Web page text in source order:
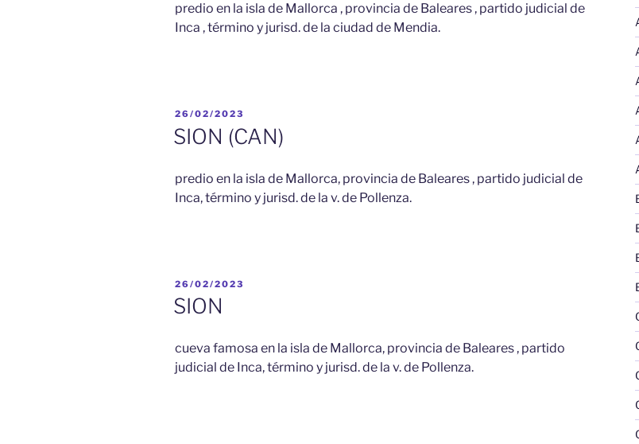
predio en la isla de Mallorca , provincia de Baleares , partido judicial de
Inca , término y jurisd. de la ciudad de Mendia.
PUBLICADO
EL
26/02/2023
SION (CAN)
predio en la isla de Mallorca, provincia de Baleares , partido judicial de
Inca, término y jurisd. de la v. de Pollenza.
PUBLICADO
EL
26/02/2023
SION
cueva famosa en la isla de Mallorca, provincia de Baleares , partido
judicial de Inca, término y jurisd. de la v. de Pollenza.